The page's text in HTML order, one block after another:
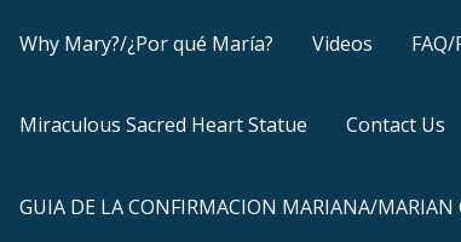
Why Mary?/¿Por qué María? Videos
Miraculous Sacred Heart Statue Contact Us
GUIA DE LA CONFIRMACION MARIANA/